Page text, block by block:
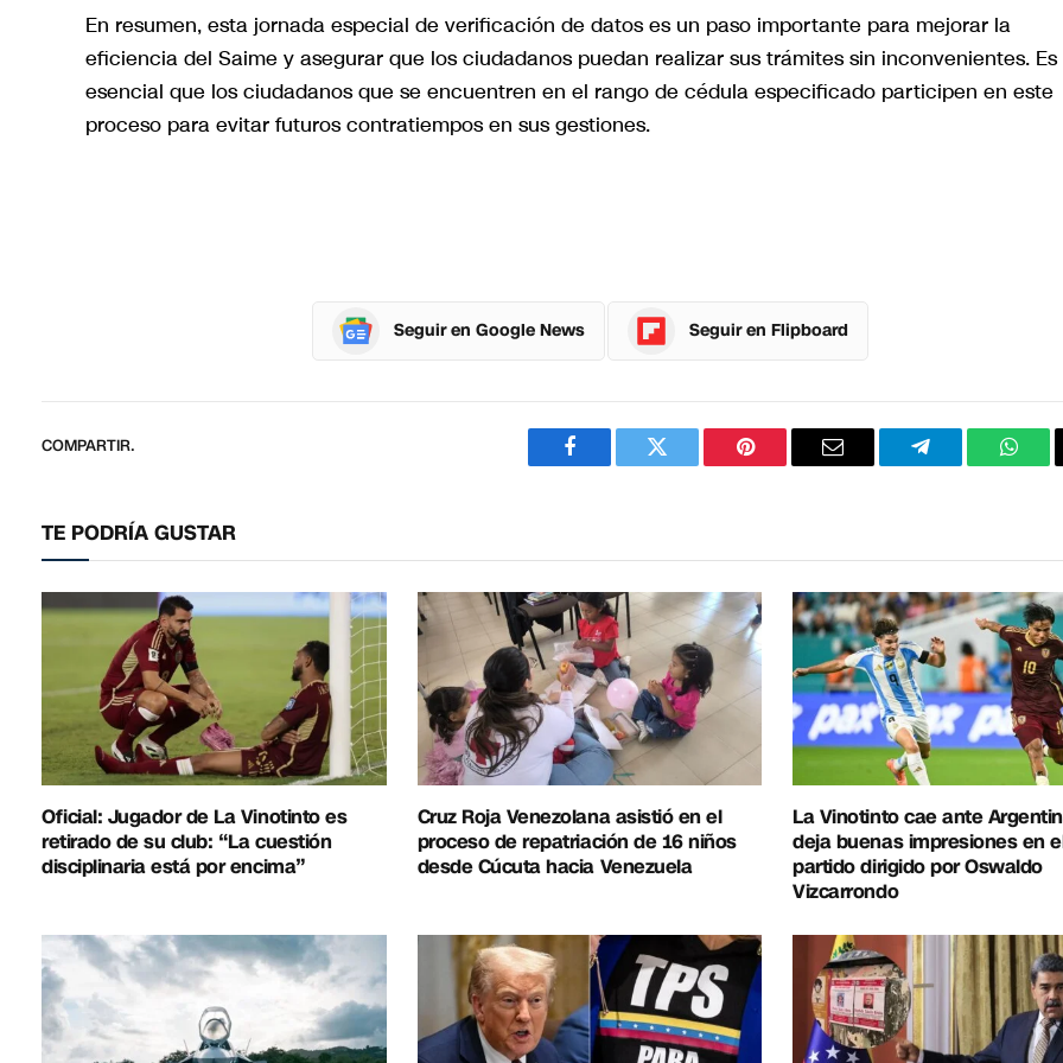
En resumen, esta jornada especial de verificación de datos es un paso importante para mejorar la
eficiencia del Saime y asegurar que los ciudadanos puedan realizar sus trámites sin inconvenientes. Es
esencial que los ciudadanos que se encuentren en el rango de cédula especificado participen en este
proceso para evitar futuros contratiempos en sus gestiones.
Seguir en Google News Seguir en Flipboard
COMPARTIR.
FacebookTwitter PinterestCorreo
Telegram
TE PODRÍA GUSTAR
Oficial: Jugador de La Vinotinto es
retirado de su club: “La cuestión
disciplinaria está por encima”
Cruz Roja Venezolana asistió en el
proceso de repatriación de 16 niños
desde Cúcuta hacia Venezuela
La Vinotinto cae ante
deja buenas impresiones en
partido dirigido por Oswaldo
Vizcarrondo